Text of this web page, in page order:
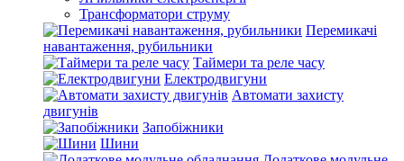
Трансформатори струму
Перемикачі
навантаження, рубильники
Таймери та реле часу
Електродвигуни
Автомати захисту
двигунів
Запобіжники
Шини